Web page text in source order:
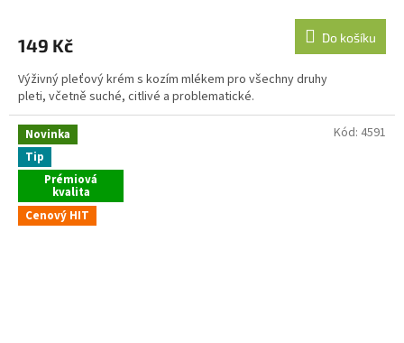
149 Kč Do košíku
Výživný pleťový krém s kozím mlékem pro všechny druhy
pleti, včetně suché, citlivé a problematické.
Novinka
Tip
Prémiová
kvalita
Cenový HIT
Kód: 4591